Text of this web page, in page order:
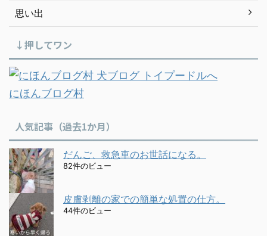
思い出
↓押してワン
にほんブログ村
人気記事（過去1か月）
だんご、救急車のお世話になる。
82件のビュー
皮膚剥離の家での簡単な処置の仕方。
44件のビュー